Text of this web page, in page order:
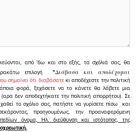
από 'δω και στο εξής, τα σχόλιά σας, θα
επιλογή
"Διάβασα και αποδέχομαι
σημαίνει ότι διαβάσατεκι αποδέχεστε την πολιτική
φορά, ξεχάσετε να το κάνετε θα λάβετε μια
δεν αποδεχτήκατε την πολιτική απορρήτου). Σε
το σχόλιο σας, πατήστε να γυρίσετε πίσω και
προηγουμένως, την προαναφερόμενη
όνομα, Ηλ. διεύθυνση και ιστότοπος, της